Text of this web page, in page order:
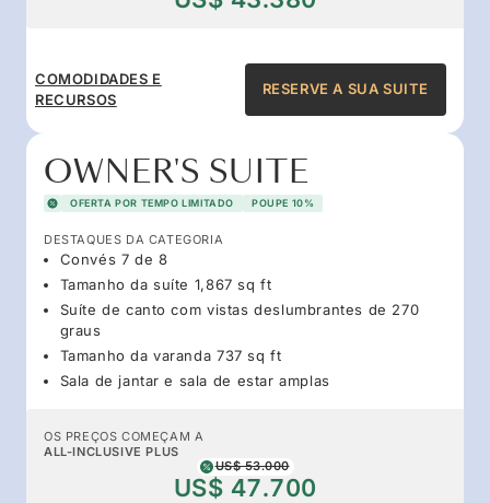
COMODIDADES E
RECURSOS
RESERVE A SUA SUITE
OWNER'S SUITE
OFERTA POR TEMPO LIMITADO POUPE 10%
DESTAQUES DA CATEGORIA
Convés 7 de 8
Tamanho da suíte 1,867 sq ft
Suíte de canto com vistas deslumbrantes de 270
graus
Tamanho da varanda 737 sq ft
Sala de jantar e sala de estar amplas
OS PREÇOS COMEÇAM A
ALL-INCLUSIVE PLUS
US$ 53.000
US$ 47.700